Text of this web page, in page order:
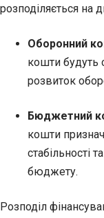
розподіляється на
Оборонний
кошти будуть
розвиток
Бюджетний
кошти
стабільності
бюджету.
Розподіл